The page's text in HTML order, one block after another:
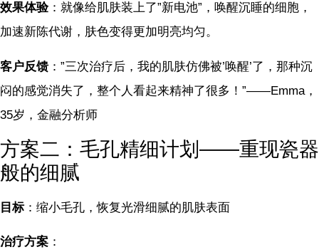
效果体验：就像给肌肤装上了”新电池”，唤醒沉睡的细胞，
加速新陈代谢，肤色变得更加明亮均匀。
客户反馈：”三次治疗后，我的肌肤仿佛被’唤醒’了，那种沉
闷的感觉消失了，整个人看起来精神了很多！”——Emma，
35岁，金融分析师
方案二：毛孔精细计划——重现瓷器
般的细腻
目标：缩小毛孔，恢复光滑细腻的肌肤表面
治疗方案 ：